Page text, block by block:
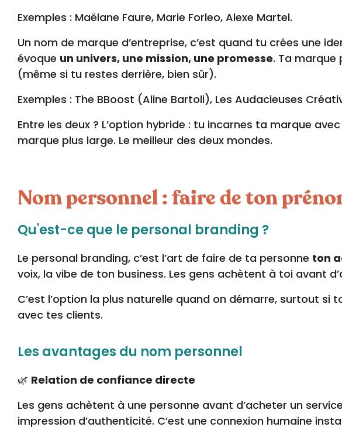
Exemples : Maëlane Faure, Marie Forleo, Alexe Martel.
Un nom de marque d’entreprise, c’est quand tu crées une
évoque un univers, une mission, une promesse. Ta
(même si tu restes derrière, bien sûr).
Exemples : The BBoost (Aline Bartoli), Les Audacieuses
Entre les deux ? L’option hybride : tu incarnes ta marque
marque plus large. Le meilleur des deux mondes.
Nom personnel : faire de ton
Qu'est-ce que le personal branding ?
Le personal branding, c’est l’art de faire de ta personne ton
voix, la vibe de ton business. Les gens achètent à toi avant
C’est l’option la plus naturelle quand on démarre, surtout
avec tes clients.
Les avantages du nom personnel
🌿 Relation de confiance directe
Les gens achètent à une personne avant d’acheter un
impression d’authenticité. C’est une connexion humaine